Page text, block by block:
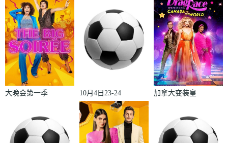
大晚会第一季
10月4日23-24
赛季欧冠小组
赛第2轮那不
勒斯VS皇家
加拿大变装皇
对阵世界
2022